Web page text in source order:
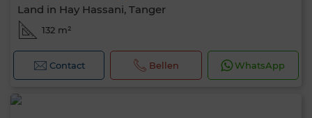
Land in Hay Hassani, Tanger
132 m²
Contact Bellen WhatsApp